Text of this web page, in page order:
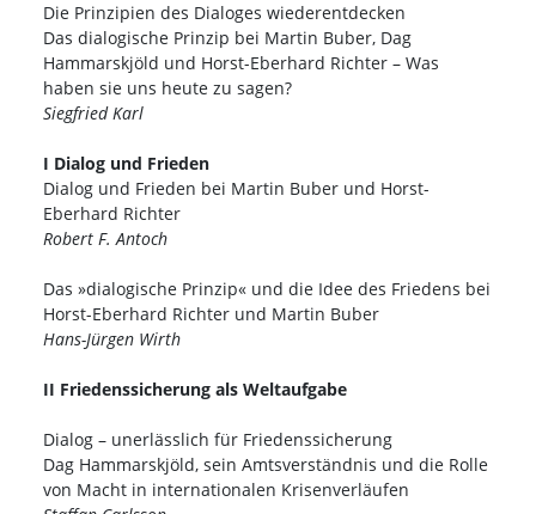
Die Prinzipien des Dialoges wiederentdecken
Das dialogische Prinzip bei Martin Buber, Dag
Hammarskjöld und Horst-Eberhard Richter – Was
haben sie uns heute zu sagen?
Siegfried Karl
I Dialog und Frieden
Dialog und Frieden bei Martin Buber und Horst-
Eberhard Richter
Robert F. Antoch
Das »dialogische Prinzip« und die Idee des Friedens bei
Horst-Eberhard Richter und Martin Buber
Hans-Jürgen Wirth
II Friedenssicherung als Weltaufgabe
Dialog – unerlässlich für Friedenssicherung
Dag Hammarskjöld, sein Amtsverständnis und die Rolle
von Macht in internationalen Krisenverläufen